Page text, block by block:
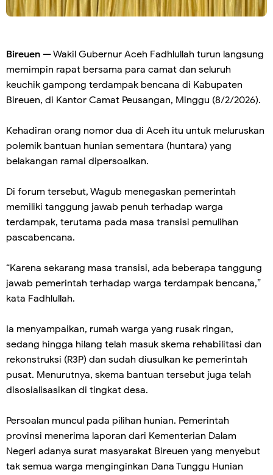
Bireuen — Wakil Gubernur Aceh Fadhlullah turun langsung
memimpin rapat bersama para camat dan seluruh
keuchik gampong terdampak bencana di Kabupaten
Bireuen, di Kantor Camat Peusangan, Minggu (8/2/2026).
Kehadiran orang nomor dua di Aceh itu untuk meluruskan
polemik bantuan hunian sementara (huntara) yang
belakangan ramai dipersoalkan.
Di forum tersebut, Wagub menegaskan pemerintah
memiliki tanggung jawab penuh terhadap warga
terdampak, terutama pada masa transisi pemulihan
pascabencana.
“Karena sekarang masa transisi, ada beberapa tanggung
jawab pemerintah terhadap warga terdampak bencana,”
kata Fadhlullah.
Ia menyampaikan, rumah warga yang rusak ringan,
sedang hingga hilang telah masuk skema rehabilitasi dan
rekonstruksi (R3P) dan sudah diusulkan ke pemerintah
pusat. Menurutnya, skema bantuan tersebut juga telah
disosialisasikan di tingkat desa.
Persoalan muncul pada pilihan hunian. Pemerintah
provinsi menerima laporan dari Kementerian Dalam
Negeri adanya surat masyarakat Bireuen yang menyebut
tak semua warga menginginkan Dana Tunggu Hunian